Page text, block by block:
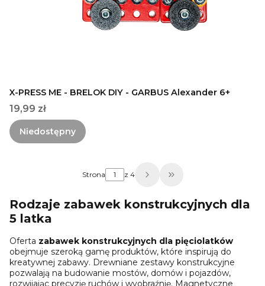
X-PRESS ME - BRELOK DIY - GARBUS Alexander 6+
Cena
19,99 zł
Niedostępny
Strona z 4 Przejdź do ostatniej
Rodzaje zabawek konstrukcyjnych dla
5 latka
Oferta zabawek konstrukcyjnych dla pięciolatków
obejmuje szeroką gamę produktów, które inspirują do
kreatywnej zabawy. Drewniane zestawy konstrukcyjne
pozwalają na budowanie mostów, domów i pojazdów,
rozwijając precyzję ruchów i wyobraźnię. Magnetyczne